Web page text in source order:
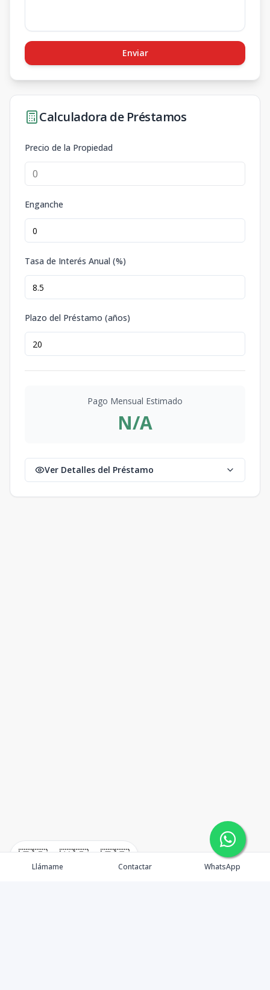
🇪🇸 🇺🇸 🇫🇷
Enviar
Calculadora de Préstamos
Precio de la Propiedad
Enganche
Tasa de Interés Anual (%)
Plazo del Préstamo (años)
Pago Mensual Estimado
N/A
Ver Detalles del Préstamo
Llámame Contactar WhatsApp